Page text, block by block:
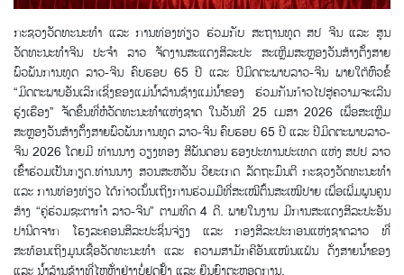
ກະຊວງວັດທະນະທຳ ແລະ ການທ່ອງທ່ຽວ ຮ່ວມກັບ ສະຖານທູດ ສປ ຈີນ ແລະ ສູນ
ວັດທະນະທຳຈີນ ປະຈຳ ລາວ ຈັດງານສະແດງສິລະປະ ສະເຫຼີມສະຫຼອງວັນສ້າງຕັ້ງສາຍ
ພົວພັນການທູດ ລາວ-ຈີນ ຄົບຮອບ 65 ປີ ແລະ ປີມິດຕະພາບລາວ-ຈີນ ພາຍໃຕ້ຫົວຂໍ້
“ມິດຕະພາບອັນເລິກເຊິ່ງຂອງແມ່ນ້ຳລ້ານຊ້າງແມ່ນ້ຳຂອງ ຮ່ວມກັນກ້າວໄປສູ່ຄວາມຈະເລີນ
ຮຸ່ງເຮືອງ” ຈັດຂຶ້ນທີ່ຫໍວັດທະນະທຳແຫ່ງຊາດ ໃນວັນທີ 25 ເມສາ 2026 ເພື່ອສະເຫຼີມ
ສະຫຼອງວັນສ້າງຕັ້ງສາຍພົວພັນການທູດ ລາວ-ຈີນ ຄົບຮອບ 65 ປີ ແລະ ປີມິດຕະພາບລາວ-
ຈີນ 2026 ໂດຍມີ ທ່ານນາງ ວຽງທອງ ສີພັນດອນ ຮອງປະທານປະເທດ ແຫ່ງ ສປປ ລາວ
ເຂົ້າຮ່ວມເປັນກຽດ.ທ່ານນາງ ສວນສະຫວັນ ວິຍະເກດ ລັດຖະມົນຕີ ກະຊວງວັດທະນະທຳ
ແລະ ການທ່ອງທ່ຽວ ໄດ້ກ່າວເນັ້ນເຖິງການຮ່ວມມືທີ່ສະເໝີຕົ້ນສະເໝີປາຍ ເພື່ອເພີ່ມພູນຄູນ
ສ້າງ “ຄູ່ຮ່ວມຊະຕາກຳ ລາວ-ຈີນ” ຕາມທິດ 4 ດີ. ພາຍໃນງານ ມີການສະແດງສິລະປະອັນ
ປານີດຈາກ ໂຮງລະຄອນສິລະປະຊິ່ນຈ່ຽງ ແລະ ກອງສິລະປະກອນແຫ່ງຊາດລາວ ທີ່
ສະທ້ອນເຖິງມູນເຊື້ອວັດທະນະທຳ ແລະ ຄວາມສາມັກຄີອັນແໜ້ນແຟ້ນ ດັ່ງສາຍນ້ຳຂອງ